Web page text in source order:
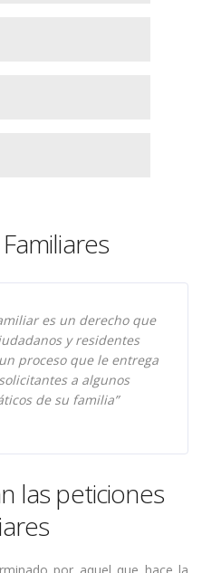
es un derecho que
y residentes
proceso que le entrega
a algunos
de su familia”
las peticiones